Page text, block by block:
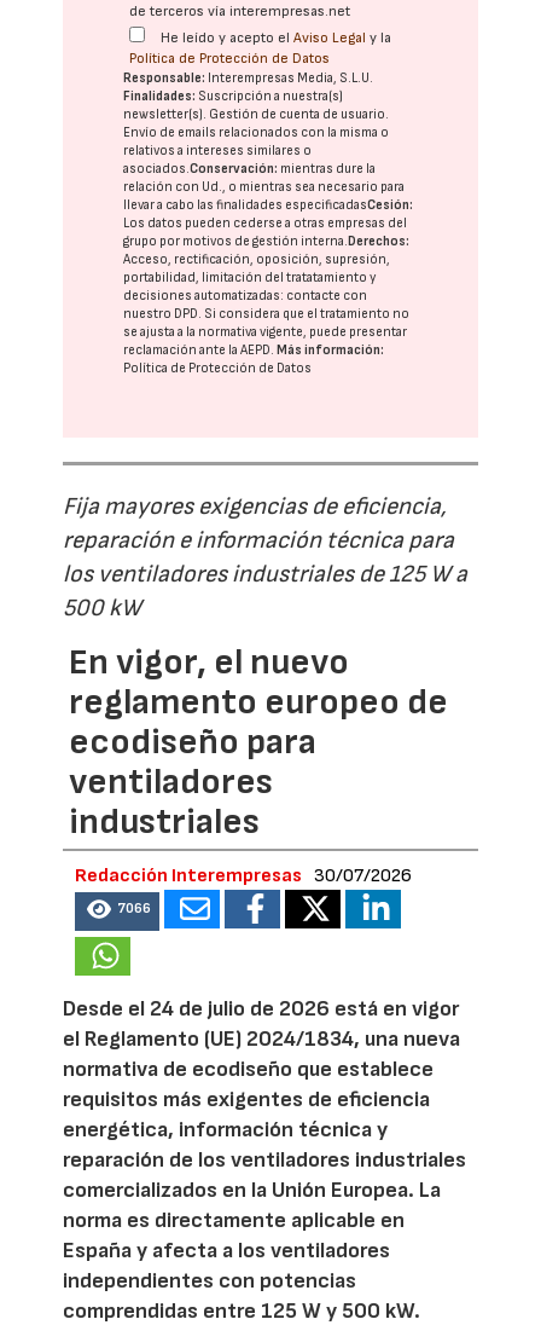
de terceros vía interempresas.net
He leído y acepto elAviso Legal y la
Política de Protección de Datos
Responsable: Interempresas Media, S.L.U.
Finalidades: Suscripción a nuestra(s)
newsletter(s). Gestión de cuenta de usuario.
Envío de emails relacionados con la misma o
relativos a intereses similares o
asociados.Conservación: mientras dure la
relación con Ud., o mientras sea necesario para
llevar a cabo las finalidades especificadasCesión:
Los datos pueden cederse a otras empresas del
grupo por motivos de gestión interna. Derechos:
Acceso, rectificación, oposición, supresión,
portabilidad, limitación del tratatamiento y
decisiones automatizadas: contacte con
nuestro DPD. Si considera que el tratamiento no
se ajusta a la normativa vigente, puede presentar
reclamación ante laAEPD. Más información:
Política de Protección de Datos
Fija mayores exigencias de eficiencia,
reparación e información técnica para
los ventiladores industriales de 125 W a
500 kW
En vigor, el nuevo
reglamento europeo de
ecodiseño para
ventiladores
industriales
Redacción Interempresas 30/07/2026
7066
Desde el 24 de julio de 2026 está en vigor
el Reglamento (UE) 2024/1834, una nueva
normativa de ecodiseño que establece
requisitos más exigentes de eficiencia
energética, información técnica y
reparación de los ventiladores industriales
comercializados en la Unión Europea. La
norma es directamente aplicable en
España y afecta a los ventiladores
independientes con potencias
comprendidas entre 125 W y 500 kW.